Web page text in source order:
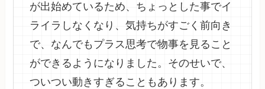
が出始めているため、ちょっとした事でイ
ライラしなくなり、気持ちがすごく前向き
で、なんでもプラス思考で物事を見ること
ができるようになりました。そのせいで、
ついつい動きすぎることもあります。